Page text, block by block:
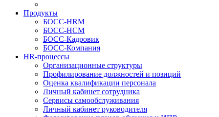
Продукты
БОСС-HRM
БОСС-HCM
БОСС-Кадровик
БОСС-Компания
HR-процессы
Организационные структуры
Профилирование должностей и позиций
Оценка квалификации персонала
Личный кабинет сотрудника
Сервисы самообслуживания
Личный кабинет руководителя